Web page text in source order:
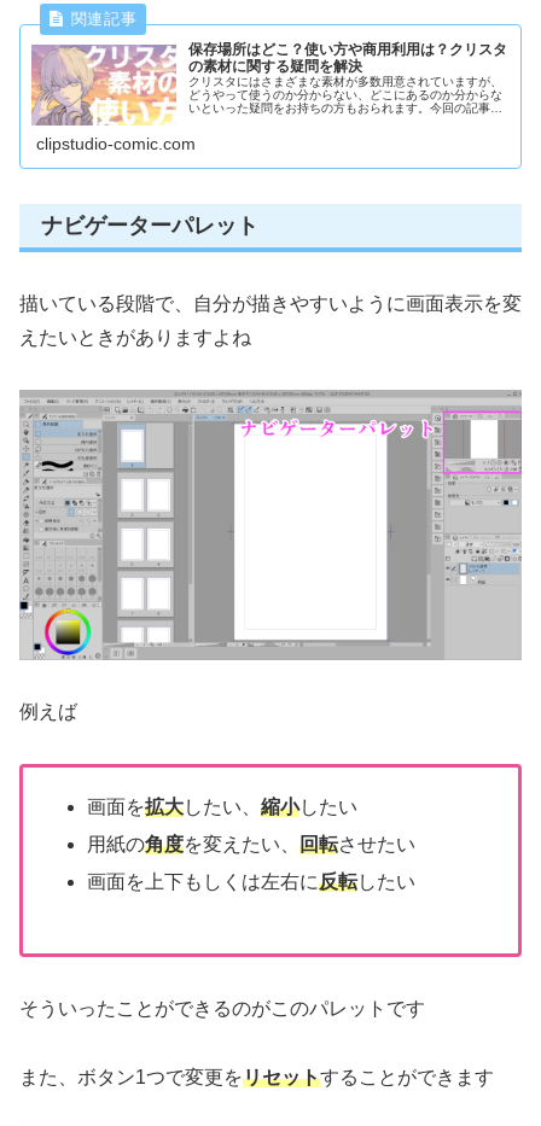
保存場所はどこ？使い方や商用利用は？クリスタ
の素材に関する疑問を解決
クリスタにはさまざまな素材が多数用意されていますが、
どうやって使うのか分からない、どこにあるのか分からな
いといった疑問をお持ちの方もおられます。今回の記事で
clipstudio-comic.com
ナビゲーターパレット
描いている段階で、自分が描きやすいように画面表示を変
えたいときがありますよね
例えば
画面を拡大したい、縮小したい
用紙の角度を変えたい、回転させたい
画面を上下もしくは左右に反転したい
そういったことができるのがこのパレットです
また、ボタン1つで変更をリセットすることができます